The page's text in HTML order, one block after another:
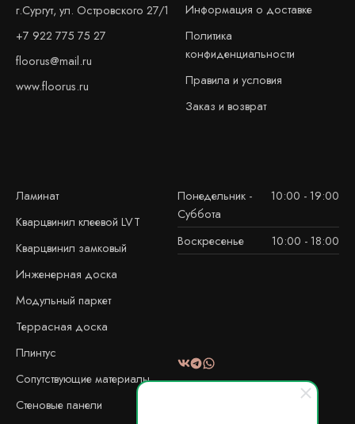
г.Сургут, ул. Островского 27/1
+7 922 775 75 27
floorus@mail.ru
www.floorus.ru
Информация о доставке
Политика
конфиденциальности
Правила и условия
Заказ и возврат
Ламинат
Кварцвинил клеевой LVT
Кварцвинил замковый
Инженерная доска
Модульный паркет
Террасная доска
Плинтус
Сопутствующие материалы
Стеновые панели
Понедельник -
Суббота
10:00 - 19:00
Воскресенье 10:00 - 18:00